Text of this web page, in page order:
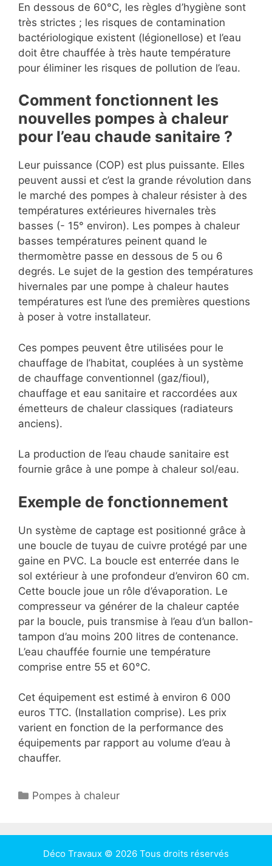
En dessous de 60°C, les règles d’hygiène sont
très strictes ; les risques de contamination
bactériologique existent (légionellose) et l’eau
doit être chauffée à très haute température
pour éliminer les risques de pollution de l’eau.
Comment fonctionnent les
nouvelles pompes à chaleur
pour l’eau chaude sanitaire ?
Leur puissance (COP) est plus puissante. Elles
peuvent aussi et c’est la grande révolution dans
le marché des pompes à chaleur résister à des
températures extérieures hivernales très
basses (- 15° environ). Les pompes à chaleur
basses températures peinent quand le
thermomètre passe en dessous de 5 ou 6
degrés. Le sujet de la gestion des températures
hivernales par une pompe à chaleur hautes
températures est l’une des premières questions
à poser à votre installateur.
Ces pompes peuvent être utilisées pour le
chauffage de l’habitat, couplées à un système
de chauffage conventionnel (gaz/fioul),
chauffage et eau sanitaire et raccordées aux
émetteurs de chaleur classiques (radiateurs
anciens).
La production de l’eau chaude sanitaire est
fournie grâce à une pompe à chaleur sol/eau.
Exemple de fonctionnement
Un système de captage est positionné grâce à
une boucle de tuyau de cuivre protégé par une
gaine en PVC. La boucle est enterrée dans le
sol extérieur à une profondeur d’environ 60 cm.
Cette boucle joue un rôle d’évaporation. Le
compresseur va générer de la chaleur captée
par la boucle, puis transmise à l’eau d’un ballon-
tampon d’au moins 200 litres de contenance.
L’eau chauffée fournie une température
comprise entre 55 et 60°C.
Cet équipement est estimé à environ 6 000
euros TTC. (Installation comprise). Les prix
varient en fonction de la performance des
équipements par rapport au volume d’eau à
chauffer.
Catégories
Pompes à chaleur
Déco Travaux © 2026 Tous droits réservés